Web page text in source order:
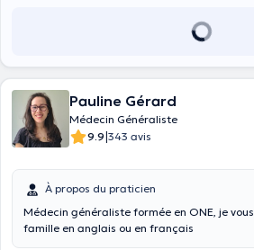
Pauline Gérard
Médecin Généraliste
9.9|343 avis
À propos du praticien
Médecin généraliste formée en ONE, je
famille en anglais ou en français